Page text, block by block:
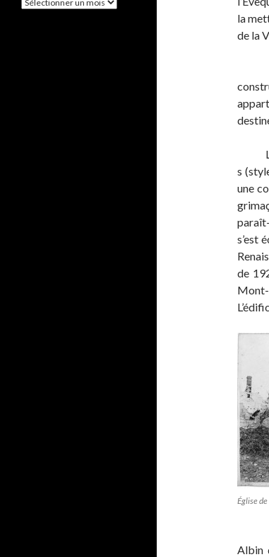
la
de la
En
s
une
s’est
de
Mont-
Église
Sur
Albin